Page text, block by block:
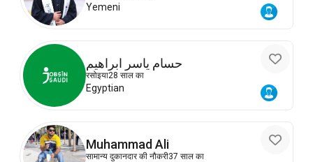
Yemeni
حسام ياسر ابراهيم
रसोइया28 साल का
Egyptian
Muhammad Ali
सामान्य दुकानदार की नौकरी37 साल का